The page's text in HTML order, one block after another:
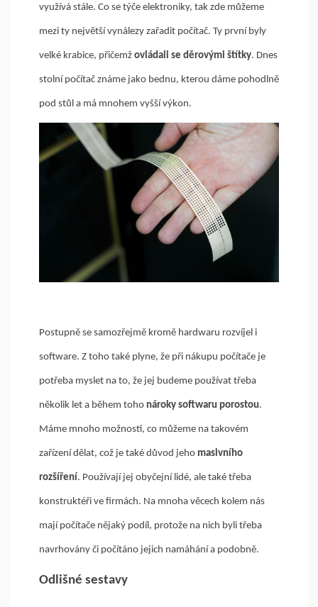
využívá stále. Co se týče elektroniky, tak zde můžeme
mezi ty největší vynálezy zařadit počítač. Ty první byly
velké krabice, přičemž ovládali se děrovými štítky. Dnes
stolní počítač známe jako bednu, kterou dáme pohodlně
pod stůl a má mnohem vyšší výkon.
Postupně se samozřejmě kromě hardwaru rozvíjel i
software. Z toho také plyne, že při nákupu počítače je
potřeba myslet na to, že jej budeme používat třeba
několik let a během toho nároky softwaru porostou.
Máme mnoho možností, co můžeme na takovém
zařízení dělat, což je také důvod jeho masivního
rozšíření. Používají jej obyčejní lidé, ale také třeba
konstruktéři ve firmách. Na mnoha věcech kolem nás
mají počítače nějaký podíl, protože na nich byli třeba
navrhovány či počítáno jejich namáhání a podobně.
Odlišné sestavy